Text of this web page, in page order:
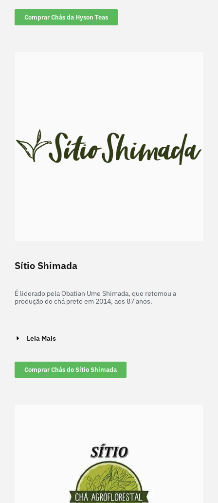
Comprar Chás da Hyson Teas
Sítio Shimada
É liderado pela Obatian Ume Shimada, que retomou a
produção do chá preto em 2014, aos 87 anos.
Leia Mais
Comprar Chás do Sítio Shimada